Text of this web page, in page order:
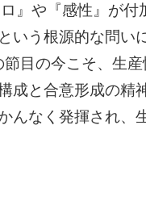
』や『感性』が
う根源的な問い
目の今こそ、生
と合意形成の精
なく発揮され、